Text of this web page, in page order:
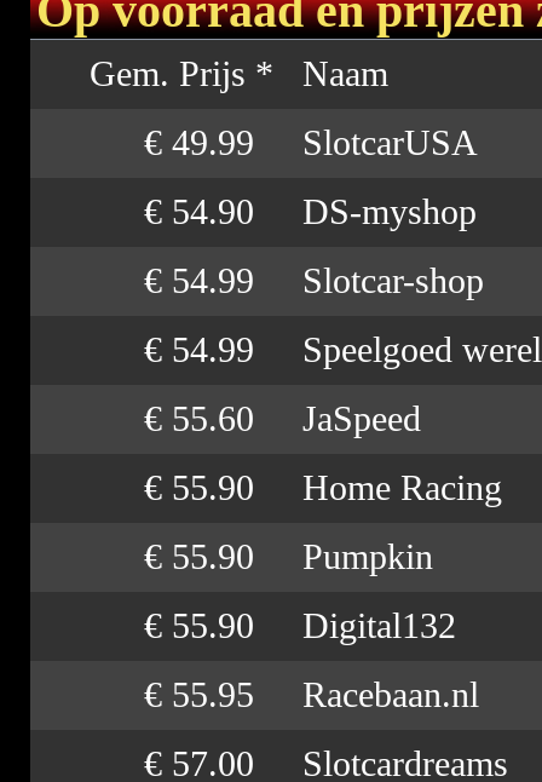
Gem. Prijs * Naam
€ 49.99 SlotcarUSA
€ 54.90 DS-myshop
€ 54.99 Slotcar-shop
€ 54.99 Speelgoed
€ 55.60 JaSpeed
€ 55.90 Home Racing
€ 55.90 Pumpkin
€ 55.90 Digital132
€ 55.95 Racebaan.nl
€ 57.00 Slotcardreams